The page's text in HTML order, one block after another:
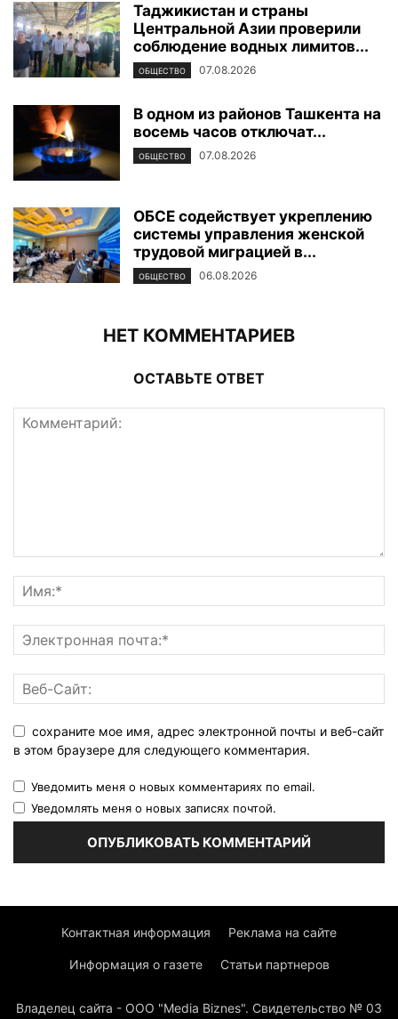
Таджикистан и страны
Центральной Азии проверили
соблюдение водных лимитов...
ОБЩЕСТВО 07.08.2026
В одном из районов Ташкента на
восемь часов отключат...
ОБЩЕСТВО 07.08.2026
ОБСЕ содействует укреплению
системы управления женской
трудовой миграцией в...
ОБЩЕСТВО 06.08.2026
НЕТ КОММЕНТАРИЕВ
ОСТАВЬТЕ ОТВЕТ
сохраните мое имя, адрес электронной почты и веб-сайт
в этом браузере для следующего комментария.
Уведомить меня о новых комментариях по email.
Уведомлять меня о новых записях почтой.
Контактная информация Реклама на сайте
Информация о газете Статьи партнеров
Владелец сайта - ООО "Media Biznes". Свидетельство № 03